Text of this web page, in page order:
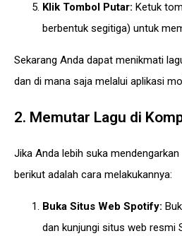
Klik Tombol Putar: Ketuk
berbentuk segitiga) untuk
Sekarang Anda dapat menikmati
dan di mana saja melalui aplikasi
2. Memutar Lagu di
Jika Anda lebih suka
berikut adalah cara melakukannya:
Buka Situs Web Spotify:
dan kunjungi situs web resmi